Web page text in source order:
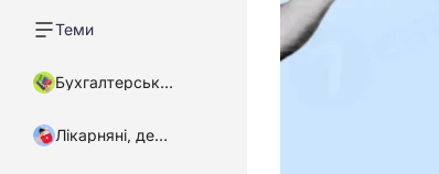
Теми
Бухгалтерський облік
Лікарняні, декретні